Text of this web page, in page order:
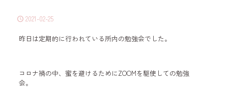
2021-02-25
昨日は定期的に行われている所内の勉強会でした。
コロナ禍の中、蜜を避けるためにZOOMを駆使しての勉強
会。